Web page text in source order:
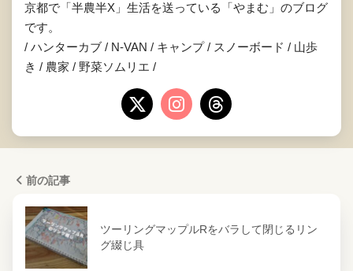
京都で「半農半X」生活を送っている「やまむ」のブログ
です。
/ ハンターカブ / N-VAN / キャンプ / スノーボード / 山歩
き / 農家 / 野菜ソムリエ /
前の記事
ツーリングマップルRをバラして閉じるリン
グ綴じ具